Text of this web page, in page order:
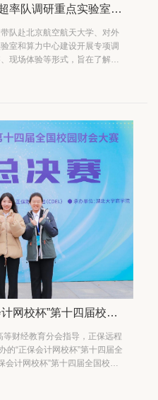
校党委常委、副校长尹志超率队调研重点实验室建设
队赴北京航空航天大学、对外
室和算力中心建设开展专项调
现场体验等形式，旨在了解标
校相关建设路径。 11月24
首经贸代表队荣获“正保会计网校杯”第十四届校园财会大赛全国总决赛二等奖
财经教育分会指导，正保远程
的“正保会计网校杯”第十四届全
在提升学生的专业能力、实践